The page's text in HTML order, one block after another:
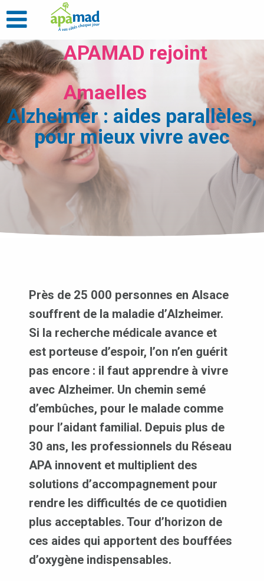
APAMAD rejoint
Amaelles
Alzheimer : aides parallèles,
pour mieux vivre avec
Près de 25 000 personnes en Alsace
souffrent de la maladie d’Alzheimer.
Si la recherche médicale avance et
est porteuse d’espoir, l’on n’en guérit
pas encore : il faut apprendre à vivre
avec Alzheimer. Un chemin semé
d’embûches, pour le malade comme
pour l’aidant familial. Depuis plus de
30 ans, les professionnels du Réseau
APA innovent et multiplient des
solutions d’accompagnement pour
rendre les difficultés de ce quotidien
plus acceptables. Tour d’horizon de
ces aides qui apportent des bouffées
d’oxygène indispensables.